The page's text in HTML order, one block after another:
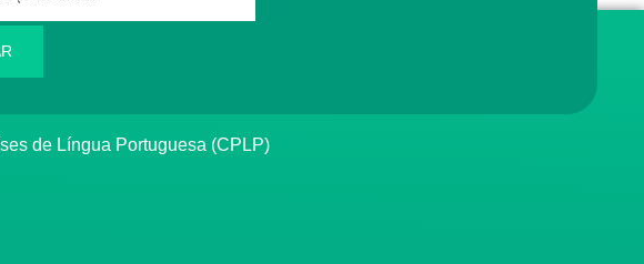
de Língua Portuguesa (CPLP)